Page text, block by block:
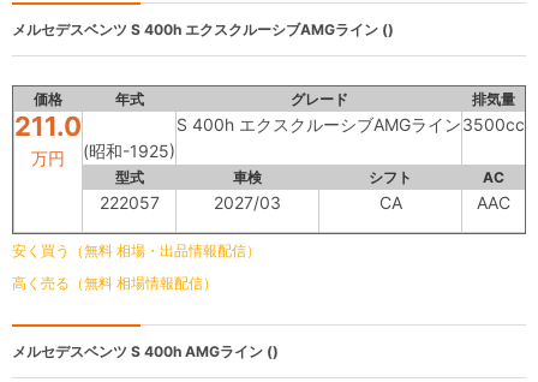
メルセデスベンツ S 400h エクスクルーシブAMGライン ()
価格 年式 グレード 排気量
211.0
万円 (昭和-1925)
S 400h エクスクルーシブAMGライン3500cc
型式 車検 シフト AC
222057 2027/03 CA AAC
安く買う（無料 相場・出品情報配信）
高く売る（無料 相場情報配信）
メルセデスベンツ S 400h AMGライン ()